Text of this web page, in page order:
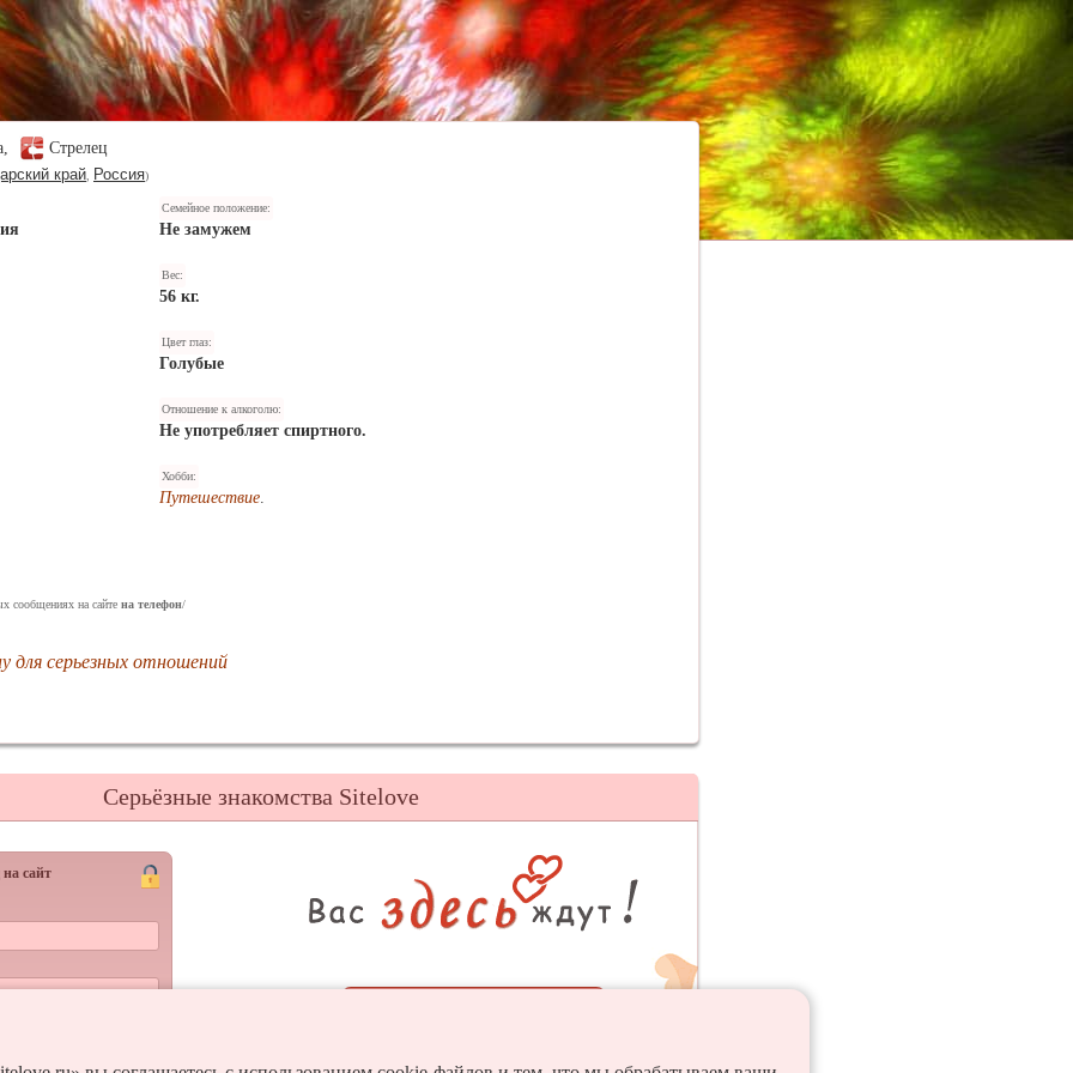
Стрелец
край Россия)
Семейное положение:
Не замужем
Вес:
56 кг.
Цвет глаз:
Голубые
Отношение к алкоголю:
Не употребляет спиртного.
Хобби:
Путешествие.
сообщениях на сайте на телефон/
серьезных отношений
Серьёзные знакомства Sitelove
сайт